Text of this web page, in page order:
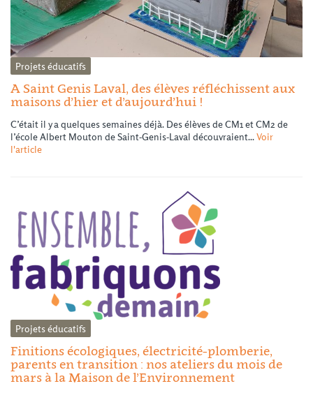
Projets éducatifs
A Saint Genis Laval, des élèves réfléchissent aux
maisons d’hier et d’aujourd’hui !
C’était il y a quelques semaines déjà. Des élèves de CM1 et CM2 de
l’école Albert Mouton de Saint-Genis-Laval découvraient...Voir
l'article
Projets éducatifs
Finitions écologiques, électricité-plomberie,
parents en transition : nos ateliers du mois de
mars à la Maison de l’Environnement